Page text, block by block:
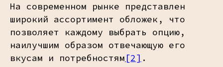
На современном рынке представлен
широкий ассортимент обложек, что
позволяет каждому выбрать опцию,
наилучшим образом отвечающую его
вкусам и потребностям [2] .